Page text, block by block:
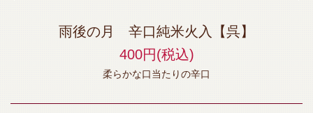
雨後の月 辛口純米火入【呉】
400円(税込)
柔らかな口当たりの辛口